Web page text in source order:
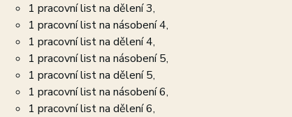
1 pracovní list na dělení 3,
1 pracovní list na násobení 4,
1 pracovní list na dělení 4,
1 pracovní list na násobení 5,
1 pracovní list na dělení 5,
1 pracovní list na násobení 6,
1 pracovní list na dělení 6,